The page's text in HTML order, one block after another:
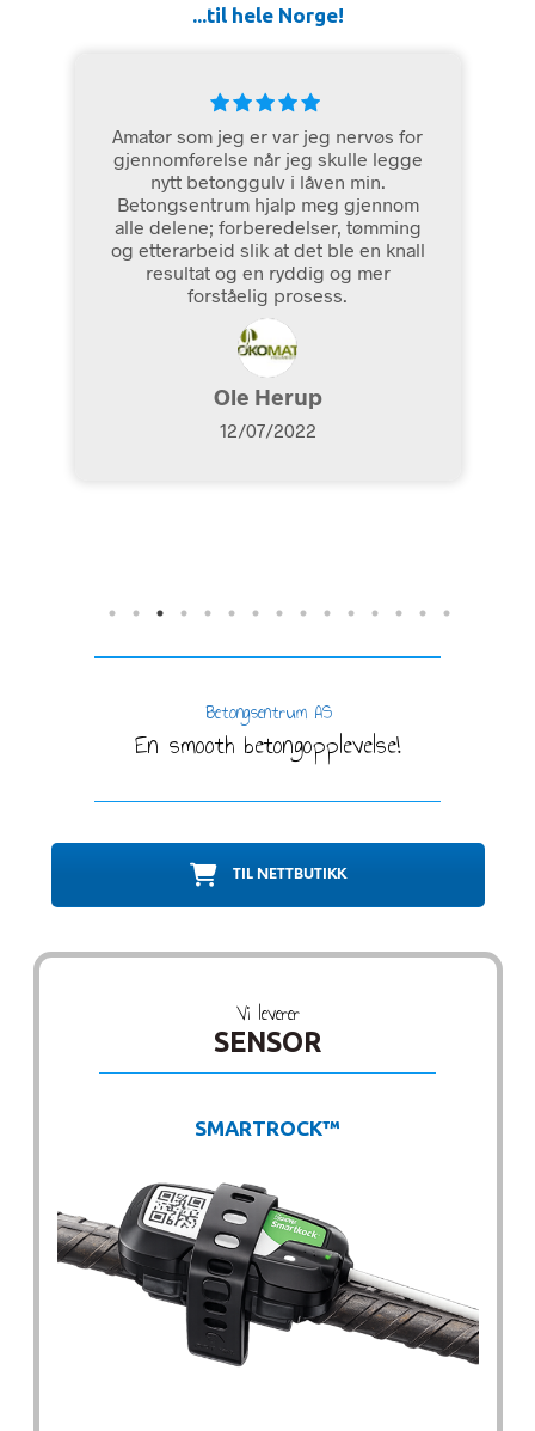
...til hele Norge!
Amatør som jeg er var jeg nervøs for
gjennomførelse når jeg skulle legge
nytt betonggulv i låven min.
Betongsentrum hjalp meg gjennom
alle delene; forberedelser, tømming
og etterarbeid slik at det ble en knall
resultat og en ryddig og mer
forståelig prosess.
Ole Herup
12/07/2022
Betongsentrum AS
En smooth betongopplevelse!
TIL NETTBUTIKK
Vi leverer
SENSOR
SMARTROCK™